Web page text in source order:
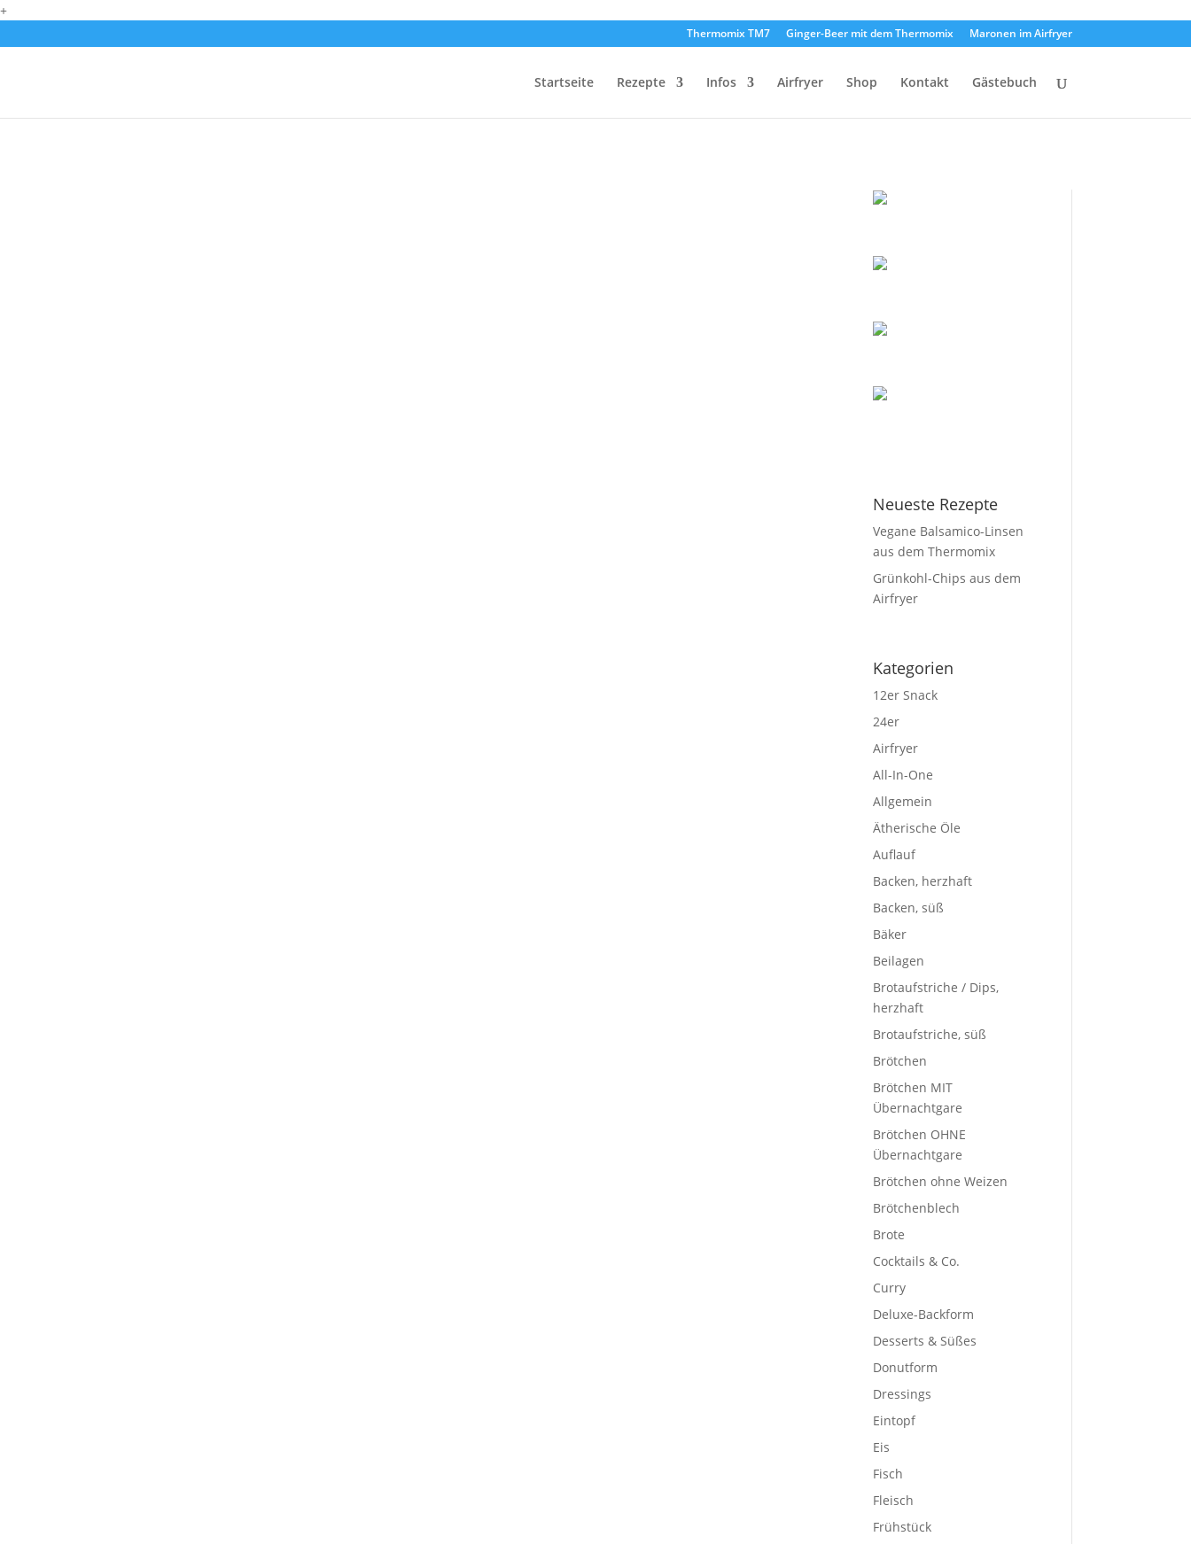
+
Thermomix TM7 Ginger-Beer mit dem Thermomix Maronen im Airfryer
Startseite Rezepte Infos Airfryer Shop Kontakt Gästebuch
Neueste Rezepte
Vegane Balsamico-Linsen
aus dem Thermomix
Grünkohl-Chips aus dem
Airfryer
Kategorien
12er Snack
24er
Airfryer
All-In-One
Allgemein
Ätherische Öle
Auflauf
Backen, herzhaft
Backen, süß
Bäker
Beilagen
Brotaufstriche / Dips,
herzhaft
Brotaufstriche, süß
Brötchen
Brötchen MIT
Übernachtgare
Brötchen OHNE
Übernachtgare
Brötchen ohne Weizen
Brötchenblech
Brote
Cocktails & Co.
Curry
Deluxe-Backform
Desserts & Süßes
Donutform
Dressings
Eintopf
Eis
Fisch
Fleisch
Frühstück